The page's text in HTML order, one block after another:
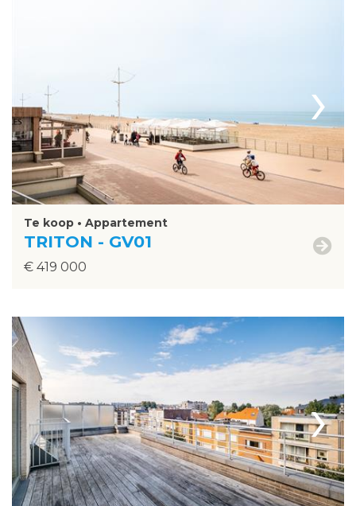
›
Te koop • Appartement
TRITON - GV01
€ 419 000
›